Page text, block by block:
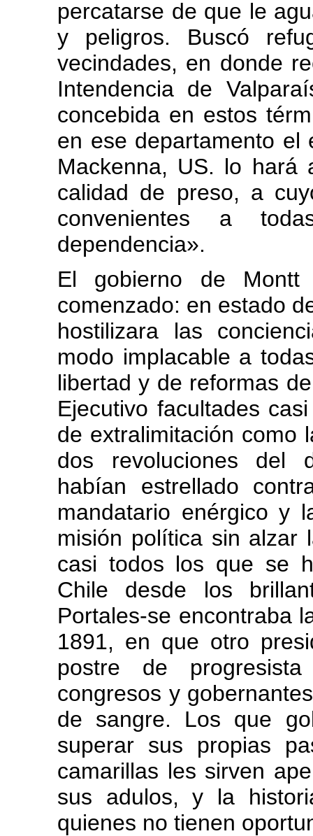
percatarse de que le
y peligros. Buscó
vecindades, en donde
Intendencia de
concebida en estos
en ese departamento el
Mackenna, US. lo hará
calidad de preso, a
convenientes a
dependencia».
El gobierno de Montt
comenzado: en estado
hostilizara las
modo implacable a
libertad y de reformas
Ejecutivo facultades
de extralimitación como
dos revoluciones del
habían estrellado
mandatario enérgico y
misión política sin alzar
casi todos los que se
Chile desde los
Portales-se encontraba
1891, en que otro
postre de
congresos y
de sangre. Los que
superar sus propias
camarillas les sirven
sus adulos, y la
quienes no tienen